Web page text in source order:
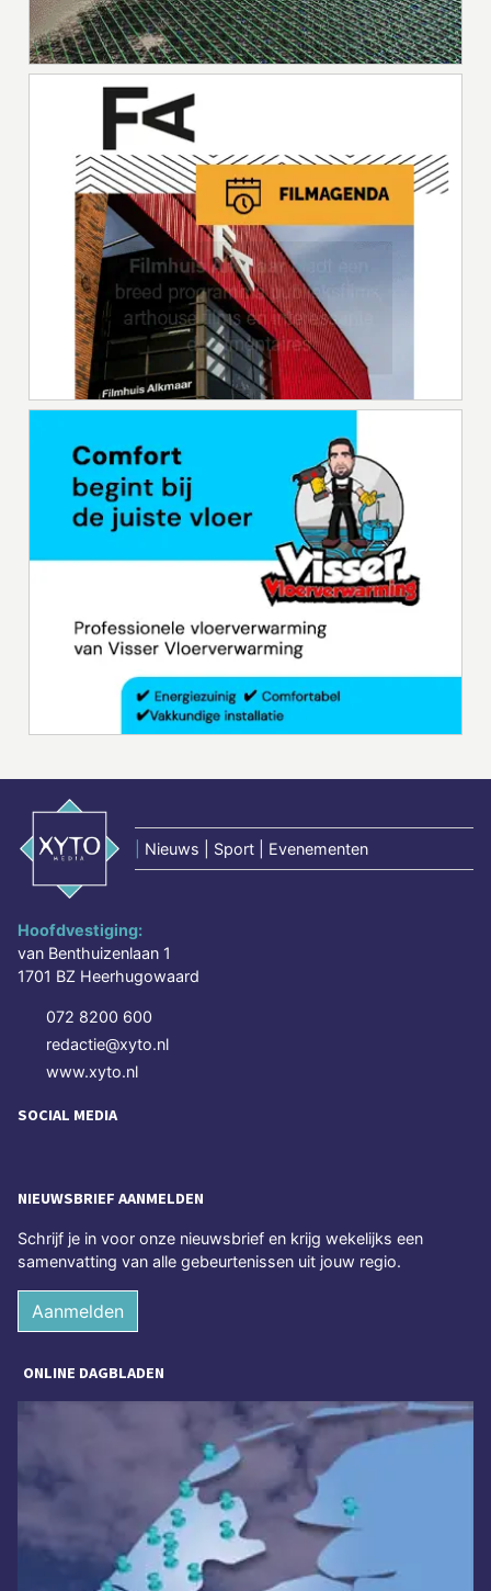
Nieuws | Sport | Evenementen
Hoofdvestiging:
van Benthuizenlaan 1
1701 BZ Heerhugowaard
072 8200 600
redactie@xyto.nl
www.xyto.nl
SOCIAL MEDIA
NIEUWSBRIEF AANMELDEN
Schrijf je in voor onze nieuwsbrief en krijg wekelijks een
samenvatting van alle gebeurtenissen uit jouw regio.
Aanmelden
ONLINE DAGBLADEN